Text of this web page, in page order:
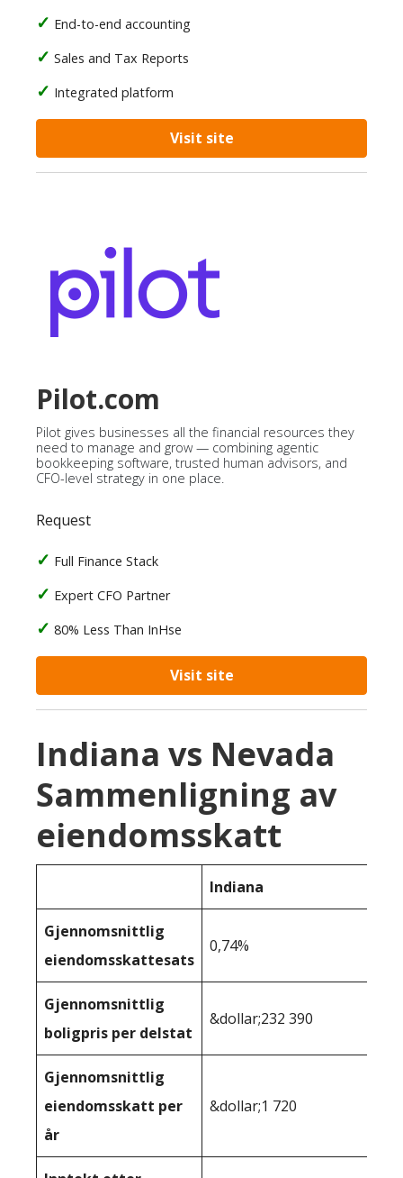
End-to-end accounting
Sales and Tax Reports
Integrated platform
Visit site
Pilot.com
Pilot gives businesses all the financial resources they
need to manage and grow — combining agentic
bookkeeping software, trusted human advisors, and
CFO-level strategy in one place.
Request
Full Finance Stack
Expert CFO Partner
80% Less Than InHse
Visit site
Indiana vs Nevada
Sammenligning av
eiendomsskatt
Indiana
Gjennomsnittlig
eiendomsskattesats
0,74%
Gjennomsnittlig
boligpris per delstat
&dollar;232 390
Gjennomsnittlig
eiendomsskatt per
år
&dollar;1 720